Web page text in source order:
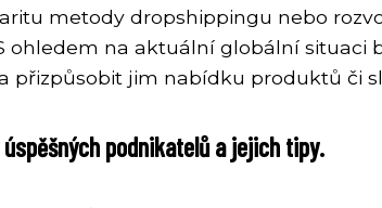
metody dropshippingu nebo
ohledem na aktuální globální situaci
přizpůsobit jim nabídku produktů či
podnikatelů a jejich tipy.